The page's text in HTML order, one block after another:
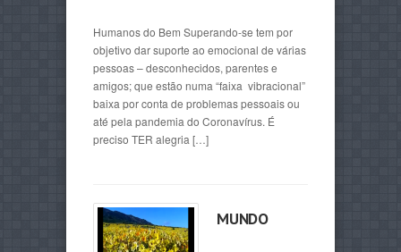
Humanos do Bem Superando-se tem por
objetivo dar suporte ao emocional de várias
pessoas – desconhecidos, parentes e
amigos; que estão numa “faixa vibracional”
baixa por conta de problemas pessoais ou
até pela pandemia do Coronavírus. É
preciso TER alegria […]
MUNDO